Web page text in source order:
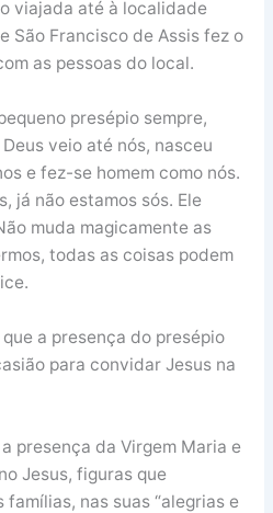
viajada até à localidade
São Francisco de Assis fez o
as pessoas do local.
presépio sempre,
veio até nós, nasceu
e fez-se homem como nós.
já não estamos sós. Ele
muda magicamente as
todas as coisas podem
a presença do presépio
para convidar Jesus na
presença da Virgem Maria e
Jesus, figuras que
nas suas “alegrias e